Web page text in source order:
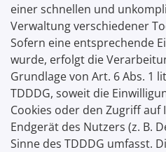
einer schnellen und
Verwaltung verschiedener
Sofern eine entsprechende
wurde, erfolgt die
Grundlage von Art. 6 Abs. 1
TDDDG, soweit die
Cookies oder den Zugriff
Endgerät des Nutzers (z. B.
Sinne des TDDDG umfasst.